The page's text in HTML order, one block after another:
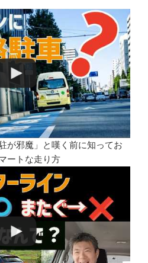
が邪魔」と嘆く前に知ってお
ートな走り方